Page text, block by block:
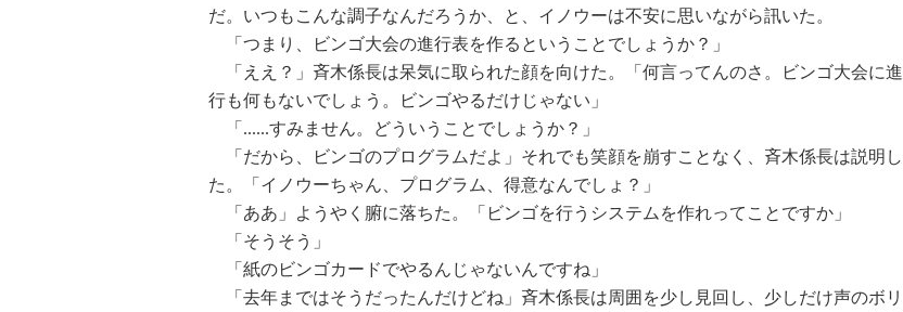
だ。いつもこんな調子なんだろうか、と、イノウーは不安に思いながら訊いた。
「つまり、ビンゴ大会の進行表を作るということでしょうか？」
「ええ？」斉木係長は呆気に取られた顔を向けた。「何言ってんのさ。ビンゴ大会に進
行も何もないでしょう。ビンゴやるだけじゃない」
「......すみません。どういうことでしょうか？」
「だから、ビンゴのプログラムだよ」それでも笑顔を崩すことなく、斉木係長は説明し
た。「イノウーちゃん、プログラム、得意なんでしょ？」
「ああ」ようやく腑に落ちた。「ビンゴを行うシステムを作れってことですか」
「そうそう」
「紙のビンゴカードでやるんじゃないんですね」
「去年まではそうだったんだけどね」斉木係長は周囲を少し見回し、少しだけ声のボリ